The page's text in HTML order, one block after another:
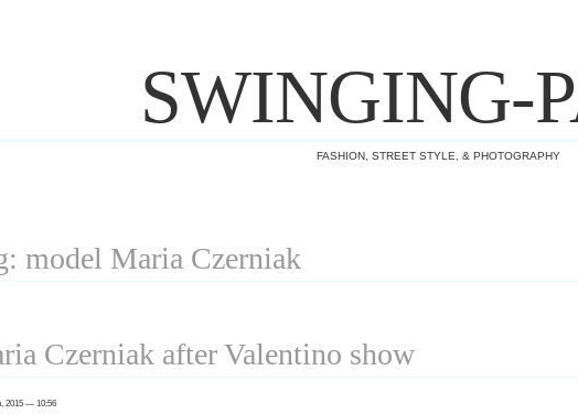
SWINGING-
FASHION, STREET STYLE, & PHOTOGRAPHY
model Maria Czerniak
Czerniak after Valentino show
2015 — 10:56